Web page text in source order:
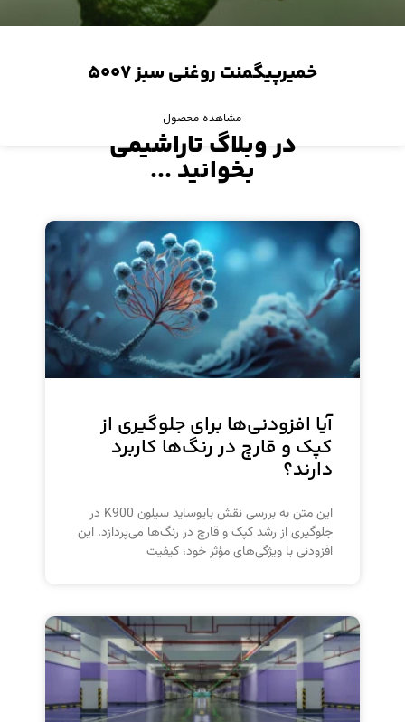
خمیرپیگمنت روغنی سبز ۵۰۰۷
مشاهده محصول
در وبلاگ تاراشیمی
بخوانید ...
آیا افزودنی‌ها برای جلوگیری از
کپک و قارچ در رنگ‌ها کاربرد
دارند؟
این متن به بررسی نقش بایوساید سیلون K900 در
جلوگیری از رشد کپک و قارچ در رنگ‌ها می‌پردازد. این
افزودنی با ویژگی‌های مؤثر خود، کیفیت